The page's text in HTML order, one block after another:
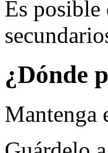
Es posible
¿Dónde
Mantenga